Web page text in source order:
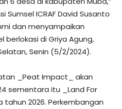
Sumsel ICRAF David Susanto
dan menyampaikan
berlokasi di Griya Agung,
Senin (5/2/2024).
_Peat Impact_ akan
sementara itu _Land For
tahun 2026. Perkembangan